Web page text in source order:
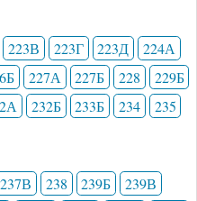
223В 223Г 223Д
224А
227А 227Б 228
229Б
232Б 233Б 234 235
237В 238 239Б
239В